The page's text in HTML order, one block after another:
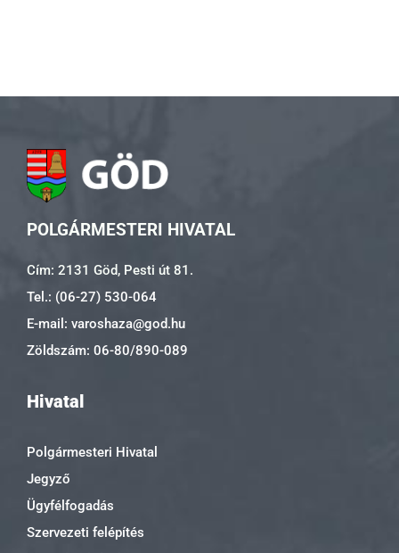
POLGÁRMESTERI HIVATAL
Cím: 2131 Göd, Pesti út 81.
Tel.: (06-27) 530-064
E-mail: varoshaza@god.hu
Zöldszám: 06-80/890-089
Hivatal
Polgármesteri Hivatal
Jegyző
Ügyfélfogadás
Szervezeti felépítés